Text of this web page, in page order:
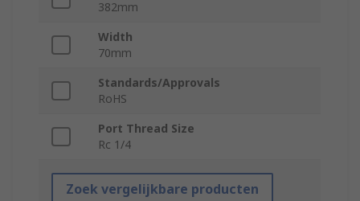
382mm
Width
70mm
Standards/Approvals
RoHS
Port Thread Size
Rc 1/4
Zoek vergelijkbare producten